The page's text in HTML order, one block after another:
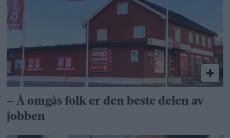
– Å omgås folk er den beste delen av
jobben